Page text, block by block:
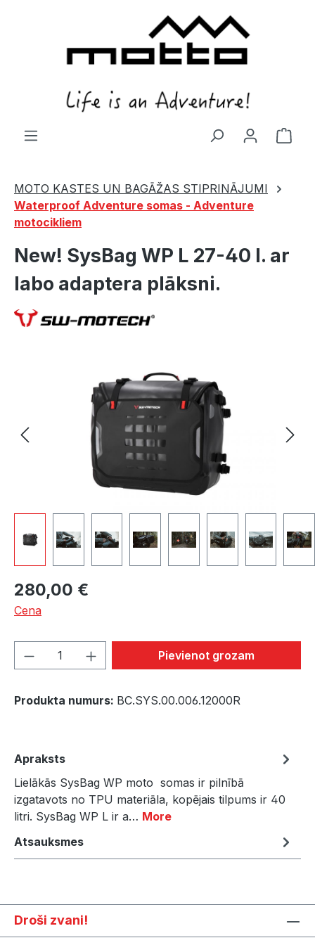
MOTO KASTES UN BAGĀŽAS STIPRINĀJUMI
Waterproof Adventure somas - Adventure
motocikliem
New! SysBag WP L 27-40 l. ar
labo adaptera plāksni.
280,00 €
Cena
Product Quantity: Enter the desired
Pievienot grozam
Produkta numurs: BC.SYS.00.006.12000R
Apraksts
Lielākās SysBag WP moto somas ir pilnībā
izgatavots no TPU materiāla, kopējais tilpums ir 40
litri. SysBag WP L ir a… More
Atsauksmes
Droši zvani!